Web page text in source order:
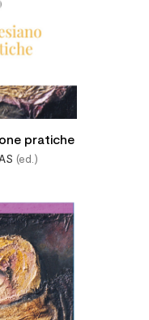
pratiche
(ed.)